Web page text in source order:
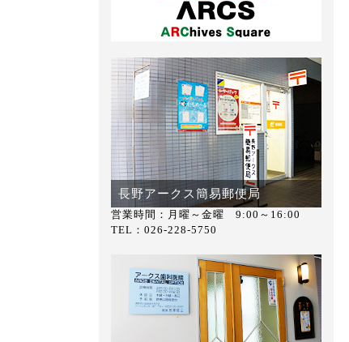
長野アークス簡易郵便局
営業時間：月曜～金曜 9:00～16:00
TEL：026-228-5750